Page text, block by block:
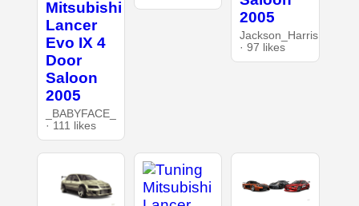
Mitsubishi
Lancer
Evo IX 4
Door
Saloon
2005
_BABYFACE_
· 111 likes
2005
Jackson_Harris
· 97 likes